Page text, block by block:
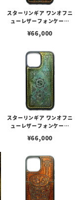
スターリンギア ワンオフニ
ューレザーフォンケース
ブラウン s000117354（i
¥66,000
スターリンギア ワンオフニ
ューレザーフォンケース
グリーン s000117358（i
¥66,000